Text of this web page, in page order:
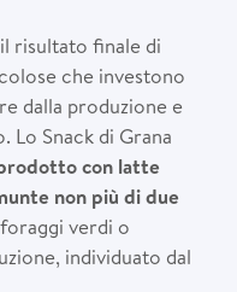
risultato finale di
che investono
dalla produzione e
Lo Snack di Grana
con latte
non più di due
verdi o
individuato dal